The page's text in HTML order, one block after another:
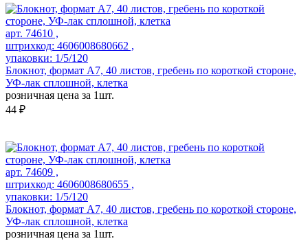
арт. 74610 ,
штрихкод: 4606008680662 ,
упаковки: 1/5/120
Блокнот, формат А7, 40 листов, гребень по короткой стороне,
УФ-лак сплошной, клетка
розничная цена за 1шт.
44 ₽
арт. 74609 ,
штрихкод: 4606008680655 ,
упаковки: 1/5/120
Блокнот, формат А7, 40 листов, гребень по короткой стороне,
УФ-лак сплошной, клетка
розничная цена за 1шт.